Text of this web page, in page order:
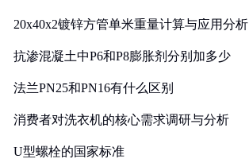
20x40x2镀锌方管单米重量计算与应用分析
抗渗混凝土中P6和P8膨胀剂分别加多少
法兰PN25和PN16有什么区别
消费者对洗衣机的核心需求调研与分析
U型螺栓的国家标准